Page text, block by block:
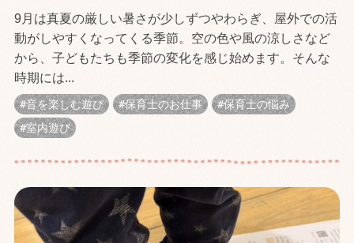
9月は真夏の厳しい暑さが少しずつやわらぎ、屋外での活
動がしやすくなってくる季節。空の色や風の涼しさなど
から、子どもたちも季節の変化を感じ始めます。そんな
時期には...
音を楽しむ遊び 保育士のお仕事
保育士の悩み
室内遊び